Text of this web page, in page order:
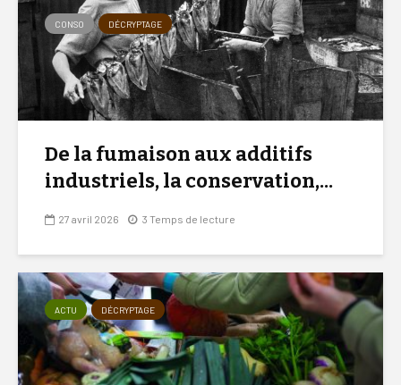
CONSO DÉCRYPTAGE
De la fumaison aux additifs
industriels, la conservation,...
27 avril 2026 3 Temps de lecture
ACTU DÉCRYPTAGE